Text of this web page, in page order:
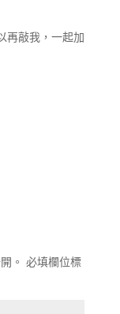
再敲我，一起加
。 必填欄位標